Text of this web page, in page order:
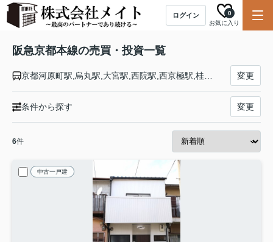
ログイン
お気に入り
0
阪急京都本線の売買・投資一覧
変更
条件から探す 変更
6件
中古一戸建